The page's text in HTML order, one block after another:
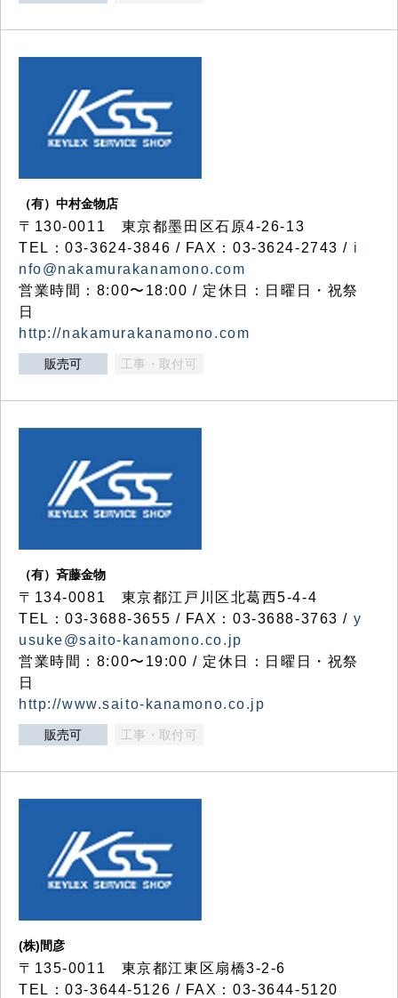
（有）中村金物店
〒130-0011 東京都墨田区石原4-26-13
TEL：03-3624-3846 / FAX：03-3624-2743 / i
nfo@nakamurakanamono.com
営業時間：8:00〜18:00 / 定休日：日曜日・祝祭
日
http://nakamurakanamono.com
販売可 工事・取付可
（有）斉藤金物
〒134-0081 東京都江戸川区北葛西5-4-4
TEL：03-3688-3655 / FAX：03-3688-3763 / y
usuke@saito-kanamono.co.jp
営業時間：8:00〜19:00 / 定休日：日曜日・祝祭
日
http://www.saito-kanamono.co.jp
販売可 工事・取付可
(株)間彦
〒135-0011 東京都江東区扇橋3-2-6
TEL：03-3644-5126 / FAX：03-3644-5120